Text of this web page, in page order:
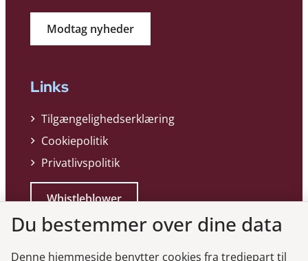
Modtag nyheder
Links
Tilgængelighedserklæring
Cookiepolitik
Privatlivspolitik
Whistleblower
Du bestemmer over dine data
Denne hjemmeside benytter cookies fra tredjepart til